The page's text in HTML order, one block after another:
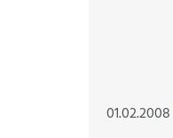
01.02.2008